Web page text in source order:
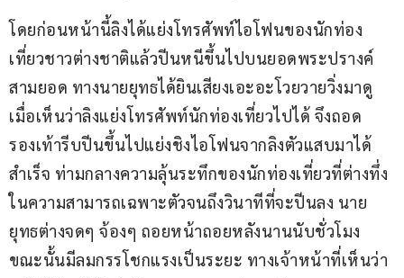
โดยก่อนหน้านี้ลิงได้แย่งโทรศัพท์ไอโฟนของนักท่อง
เที่ยวชาวต่างชาติแล้วปีนหนีขึ้นไปบนยอดพระปรางค์
สามยอด ทางนายยุทธได้ยินเสียงเอะอะโวยวายวิ่งมาดู
เมื่อเห็นว่าลิงแย่งโทรศัพท์นักท่องเที่ยวไปได้ จึงถอด
รองเท้ารีบปีนขึ้นไปแย่งชิงไอโฟนจากลิงตัวแสบมาได้
สำเร็จ ท่ามกลางความลุ้นระทึกของนักท่องเที่ยวที่ต่างทึ่ง
ในความสามารถเฉพาะตัวจนถึงวินาทีที่จะปีนลง นาย
ยุทธต่างจดๆ จ้องๆ ถอยหน้าถอยหลังนานนับชั่วโมง
ขณะนั้นมีลมกรรโชกแรงเป็นระยะ ทางเจ้าหน้าที่เห็นว่า